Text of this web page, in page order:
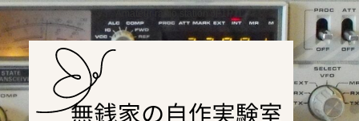
Amateur radio station JF1PTL